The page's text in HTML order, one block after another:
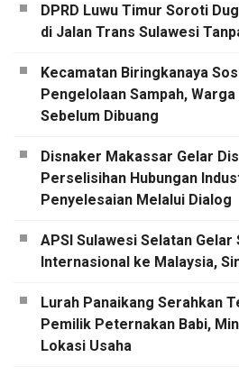
DPRD Luwu Timur Soroti
di Jalan Trans Sulawesi
Kecamatan Biringkanaya
Pengelolaan Sampah,
Sebelum Dibuang
Disnaker Makassar Gelar
Perselisihan Hubungan
Penyelesaian Melalui Dialog
APSI Sulawesi Selatan Gelar
Internasional ke Malaysia,
Lurah Panaikang Serahkan
Pemilik Peternakan Babi,
Lokasi Usaha